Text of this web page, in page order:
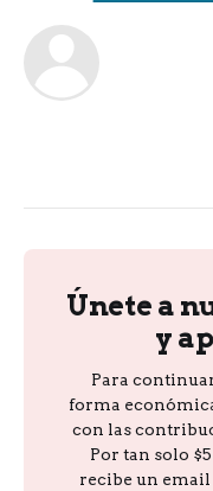
Únete a
y
Para
forma
con las
Por tan solo
recibe un